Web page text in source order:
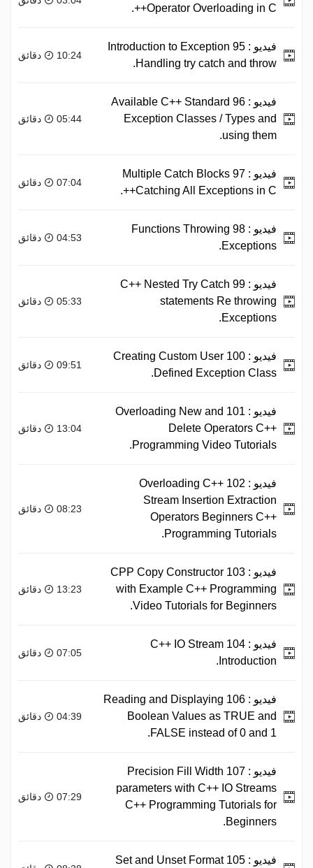
Operator Overloading in C++.
فيديو :
95 Introduction to Exception
Handling try catch and throw.
10:24 دقائق
فيديو :
96 Available C++ Standard
Exception Classes / Types and
using them.
05:44 دقائق
فيديو :
97 Multiple Catch Blocks
Catching All Exceptions in C++.
07:04 دقائق
فيديو :
98 Functions Throwing
Exceptions.
04:53 دقائق
فيديو :
99 C++ Nested Try Catch
statements Re throwing
Exceptions.
05:33 دقائق
فيديو :
100 Creating Custom User
Defined Exception Class.
09:51 دقائق
فيديو :
101 Overloading New and
Delete Operators C++
Programming Video Tutorials.
13:04 دقائق
فيديو :
102 Overloading C++
Stream Insertion Extraction
Operators Beginners C++
Programming Tutorials.
08:23 دقائق
فيديو :
103 CPP Copy Constructor
with Example C++ Programming
Video Tutorials for Beginners.
13:23 دقائق
فيديو :
104 C++ IO Stream
Introduction.
07:05 دقائق
فيديو :
106 Reading and Displaying
Boolean Values as TRUE and
FALSE instead of 0 and 1.
04:39 دقائق
فيديو :
107 Precision Fill Width
parameters with C++ IO Streams
C++ Programming Tutorials for
Beginners.
07:29 دقائق
فيديو : 105 Set and Unset Format